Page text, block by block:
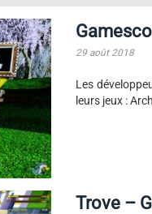
29 août 2018
Les
leurs jeux :
Trove –